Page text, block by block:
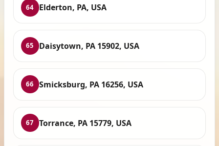
64 Elderton, PA, USA
65 Daisytown, PA 15902, USA
66 Smicksburg, PA 16256, USA
67 Torrance, PA 15779, USA